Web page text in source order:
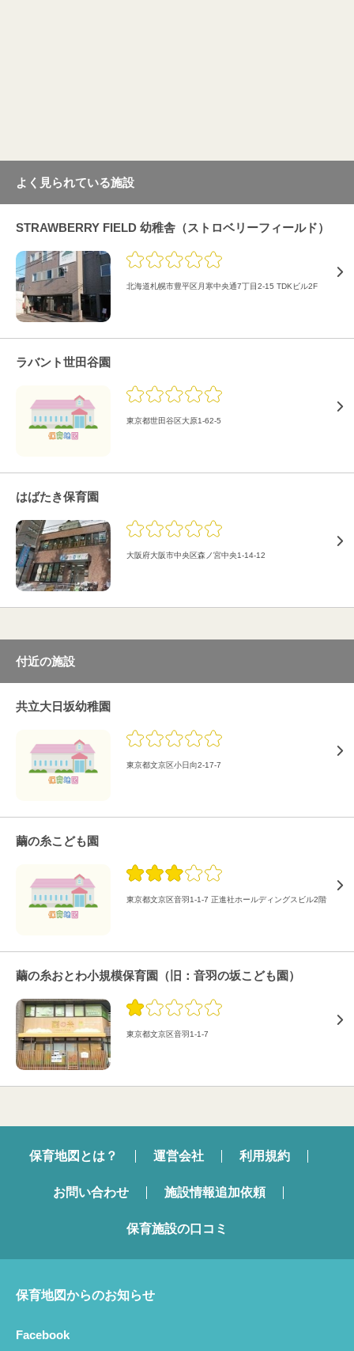
よく見られている施設
STRAWBERRY FIELD 幼稚舎（ストロベリーフィールド）
北海道札幌市豊平区月寒中央通7丁目2-15 TDKビル2F
ラバント世田谷園
東京都世田谷区大原1-62-5
はばたき保育園
大阪府大阪市中央区森ノ宮中央1-14-12
付近の施設
共立大日坂幼稚園
東京都文京区小日向2-17-7
繭の糸こども園
東京都文京区音羽1-1-7 正進社ホールディングスビル2階
繭の糸おとわ小規模保育園（旧：音羽の坂こども園）
東京都文京区音羽1-1-7
保育地図とは？ 運営会社 利用規約
お問い合わせ 施設情報追加依頼
保育施設の口コミ
保育地図からのお知らせ
Facebook